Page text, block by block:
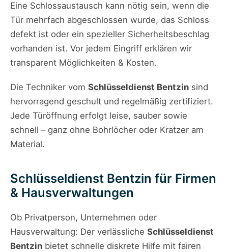
Eine Schlossaustausch kann nötig sein, wenn die
Tür mehrfach abgeschlossen wurde, das Schloss
defekt ist oder ein spezieller Sicherheitsbeschlag
vorhanden ist. Vor jedem Eingriff erklären wir
transparent Möglichkeiten & Kosten.
Die Techniker vom Schlüsseldienst Bentzin sind
hervorragend geschult und regelmäßig zertifiziert.
Jede Türöffnung erfolgt leise, sauber sowie
schnell – ganz ohne Bohrlöcher oder Kratzer am
Material.
Schlüsseldienst Bentzin für Firmen
& Hausverwaltungen
Ob Privatperson, Unternehmen oder
Hausverwaltung: Der verlässliche Schlüsseldienst
Bentzin bietet schnelle diskrete Hilfe mit fairen